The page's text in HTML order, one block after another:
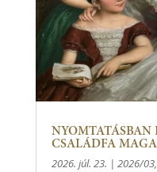
NYOMTATÁSBAN
CSALÁDFA
2026. júl. 23. | 2026/03,